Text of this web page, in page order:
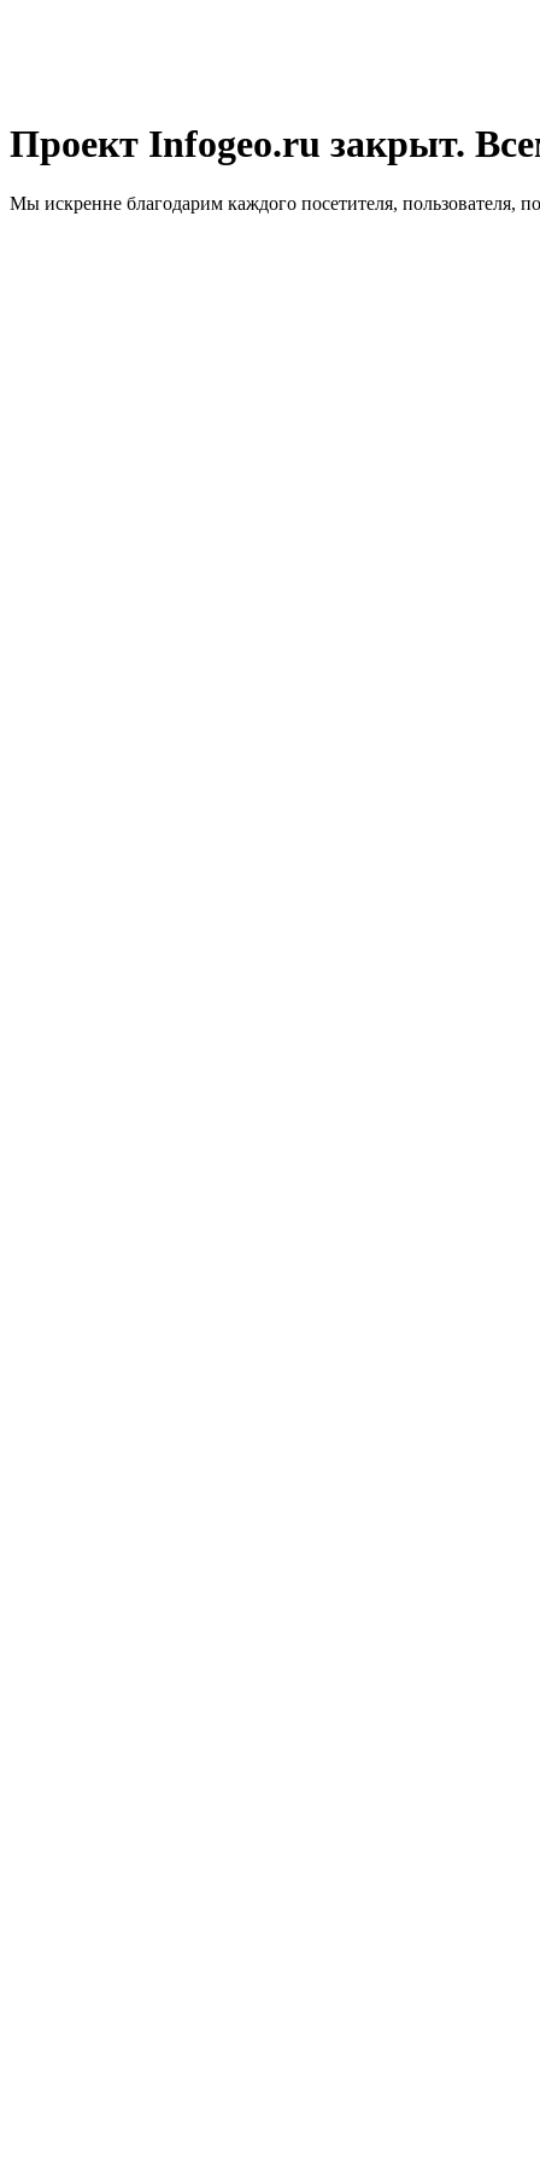
Проект Infogeo.ru закрыт.
Мы искренне благодарим каждого посетителя, пользователя,